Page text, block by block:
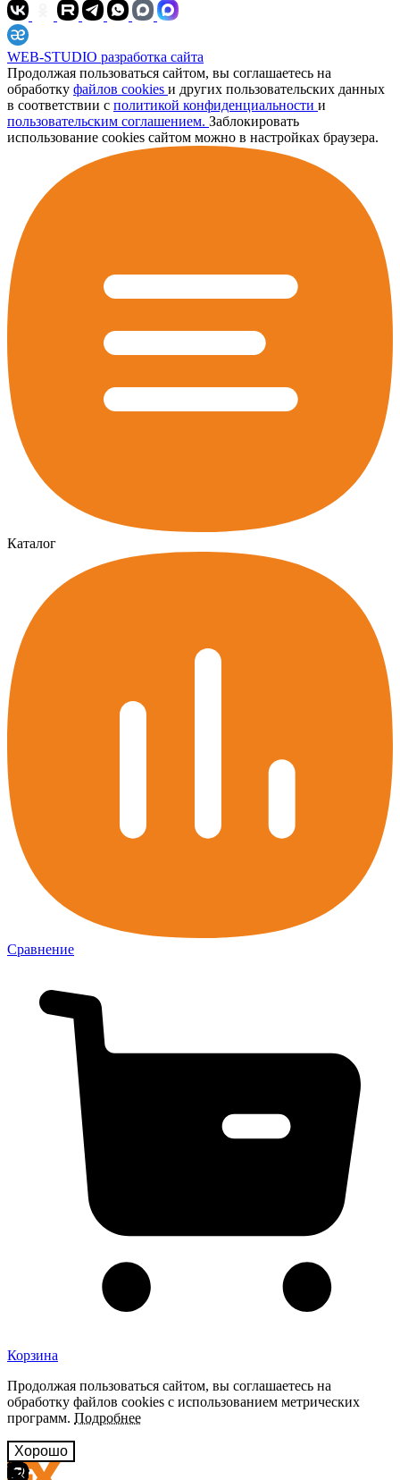
WEB-STUDIO разработка сайта
Продолжая пользоваться сайтом, вы соглашаетесь на
обработку файлов cookies и других пользовательских данных
в соответствии с политикой конфиденциальности и
пользовательским соглашением. Заблокировать
использование cookies сайтом можно в настройках браузера.
Каталог
Сравнение
Корзина
Продолжая пользоваться сайтом, вы соглашаетесь на
обработку файлов cookies с использованием метрических
программ. Подробнее
Хорошо